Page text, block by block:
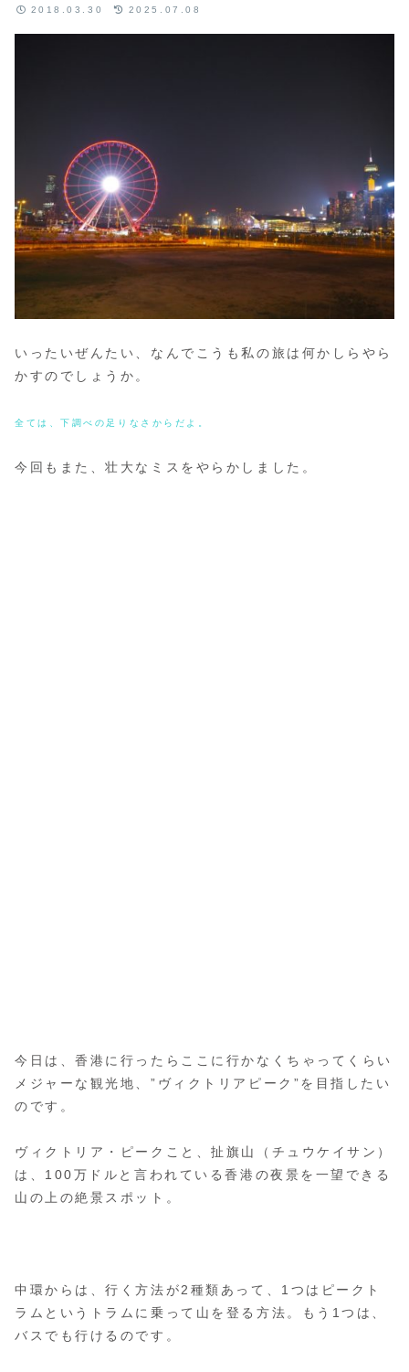
2018.03.30 2025.07.08
いったいぜんたい、なんでこうも私の旅は何かしらやら
かすのでしょうか。
全ては、下調べの足りなさからだよ。
今回もまた、壮大なミスをやらかしました。
今日は、香港に行ったらここに行かなくちゃってくらい
メジャーな観光地、”ヴィクトリアピーク”を目指したい
のです。
ヴィクトリア・ピークこと、扯旗山（チュウケイサン）
は、100万ドルと言われている香港の夜景を一望できる
山の上の絶景スポット。
中環からは、行く方法が2種類あって、1つはピークト
ラムというトラムに乗って山を登る方法。もう1つは、
バスでも行けるのです。